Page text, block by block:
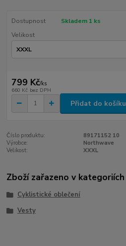
Dostupnost
Skladem 1 ks
Velikost
799 Kč/ks
660 Kč bez DPH
Přidat do košíku
Číslo produktu:
89171152 10
Výrobce:
Northwave
Velikost:
XXXL
Zboží zařazeno v kategoriích
Cyklistické oblečení
Vesty